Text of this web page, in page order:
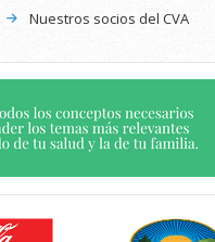
Nuestros socios del CVA